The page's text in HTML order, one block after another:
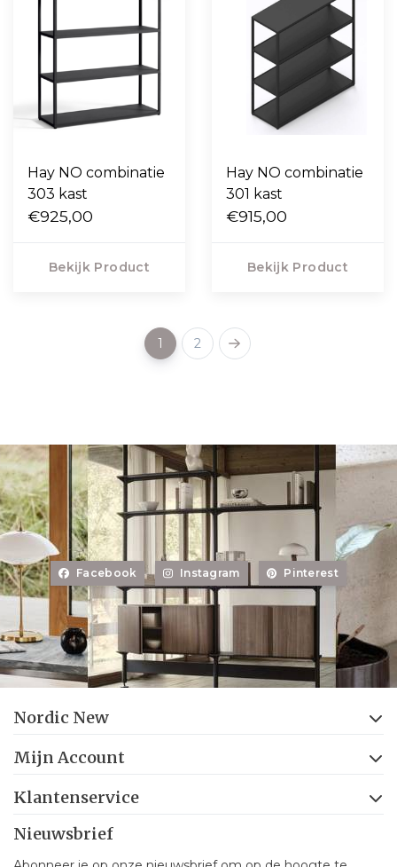
Hay NO combinatie
303 kast
€925,00
Bekijk Product
Hay NO combinatie
301 kast
€915,00
Bekijk Product
1 2
Facebook Instagram Pinterest
Nordic New
Mijn Account
Klantenservice
Nieuwsbrief